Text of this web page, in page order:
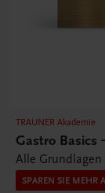
TRAUNER Akademie
Gastro Basics
Alle
SPAREN SIE MEHR